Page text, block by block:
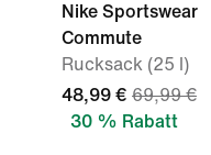
Nike Sportswear
Commute
Rucksack (25 l)
48,99 € 69,99 €
30 % Rabatt